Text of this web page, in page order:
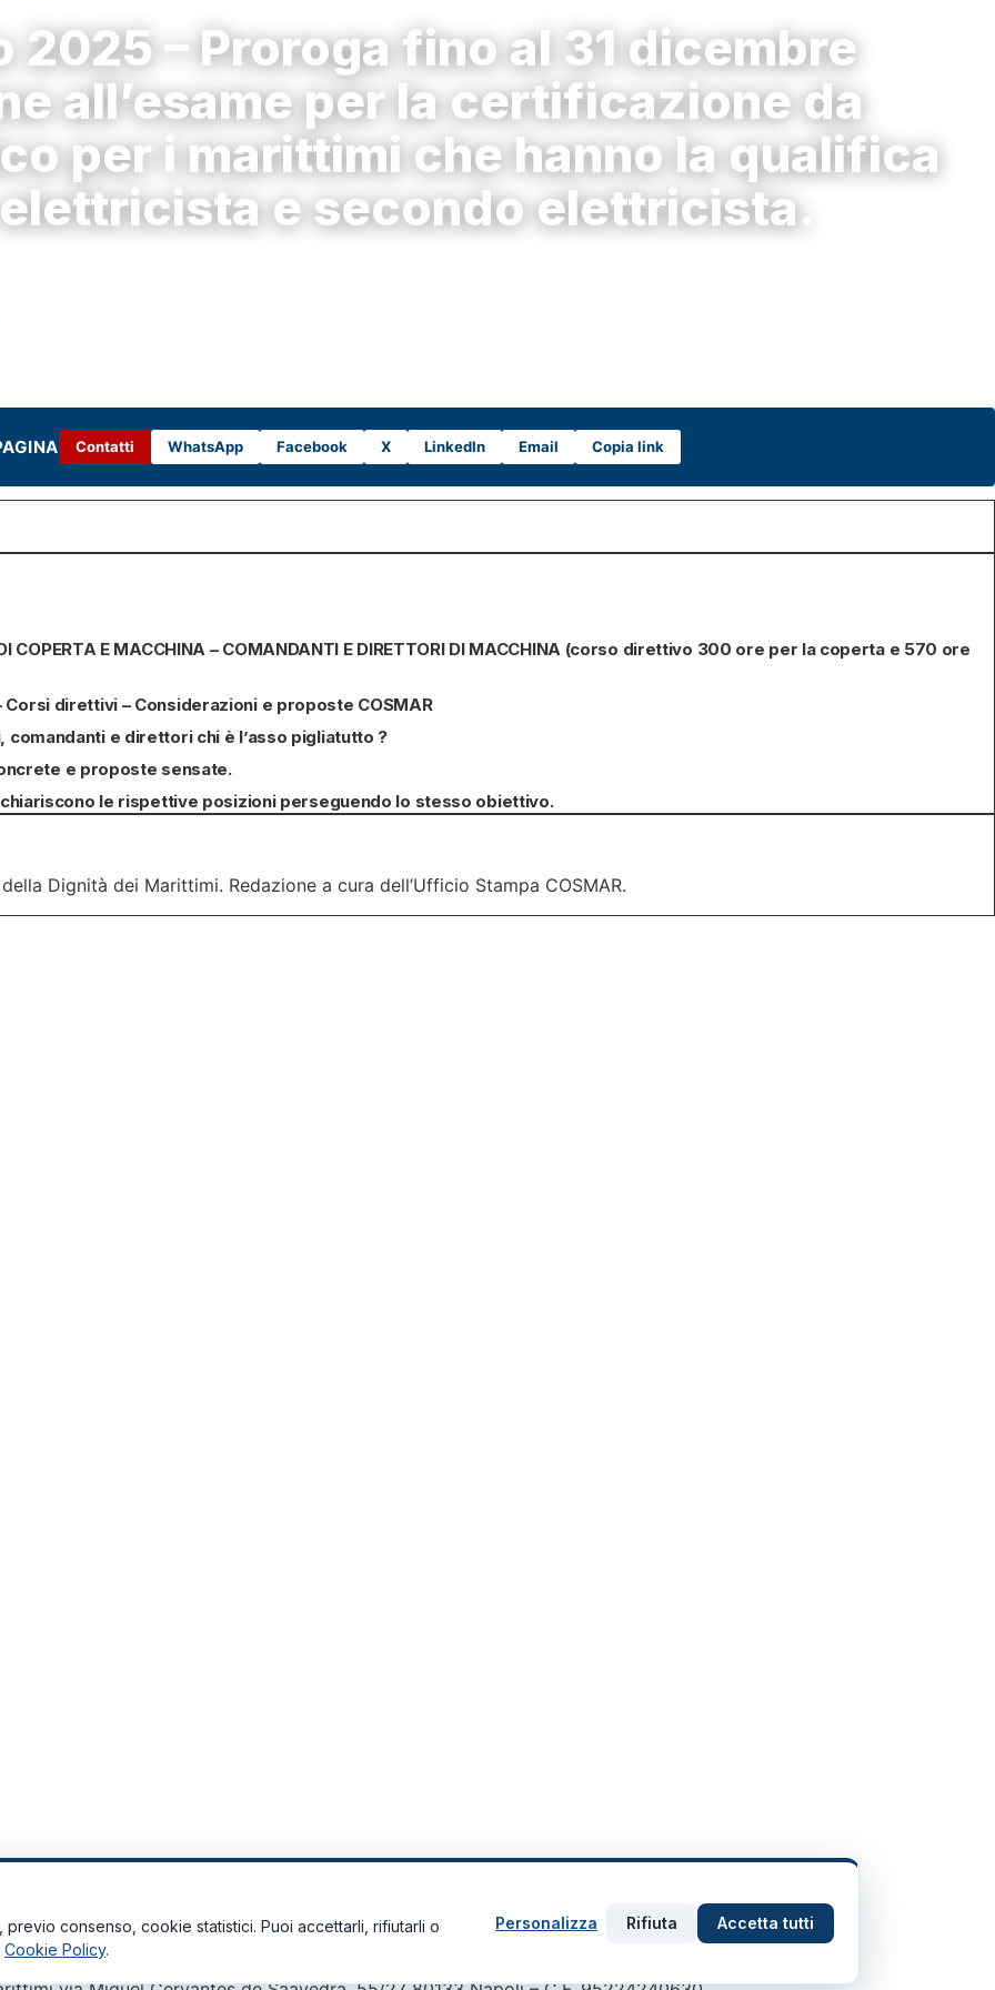
– Proroga fino al 31 dicembre
all’esame per la certificazione da
per i marittimi che hanno la qualifica
e secondo elettricista.
Contatti WhatsApp Facebook X LinkedIn Email Copia link
COPERTA E MACCHINA – COMANDANTI E DIRETTORI DI MACCHINA (corso direttivo 300 ore per la coperta e 570 ore
direttivi – Considerazioni e proposte COSMAR
e direttori chi è l’asso pigliatutto ?
e proposte sensate.
chiariscono le rispettive posizioni perseguendo lo stesso obiettivo.
Dignità dei Marittimi. Redazione a cura dell’Ufficio Stampa COSMAR.
consenso, cookie statistici. Puoi accettarli, rifiutarli o
Cookie Policy.
Personalizza Rifiuta Accetta tutti